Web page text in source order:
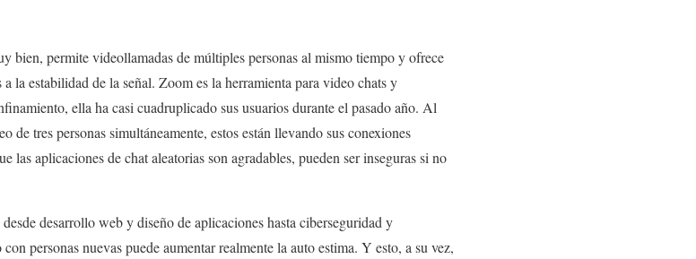
bien, permite videollamadas de múltiples personas al mismo tiempo y ofrece
la estabilidad de la señal. Zoom es la herramienta para video chats y
ella ha casi cuadruplicado sus usuarios durante el pasado año. Al
de tres personas simultáneamente, estos están llevando sus conexiones
las aplicaciones de chat aleatorias son agradables, pueden ser inseguras si no
desarrollo web y diseño de aplicaciones hasta ciberseguridad y
personas nuevas puede aumentar realmente la auto estima. Y esto, a su vez,